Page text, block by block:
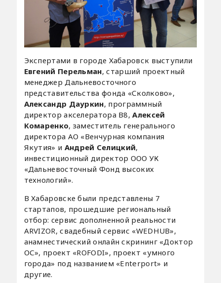
Экспертами в городе Хабаровск выступили
Евгений Перельман, старший проектный
менеджер Дальневосточного
представительства фонда «Сколково»,
Александр Дауркин, программный
директор акселератора В8,Алексей
Комаренко, заместитель генерального
директора АО «Венчурная компания
Якутия» и Андрей Селицкий,
инвестиционный директор ООО УК
«Дальневосточный Фонд высоких
технологий».
В Хабаровске были представлены 7
стартапов, прошедшие региональный
отбор: cервис дополненной реальности
ARVIZOR, свадебный сервис «WEDHUB»,
анамнестический онлайн скрининг «Доктор
ОС», проект «ROFODI», проект «умного
города» под названием «Enterport» и
другие.